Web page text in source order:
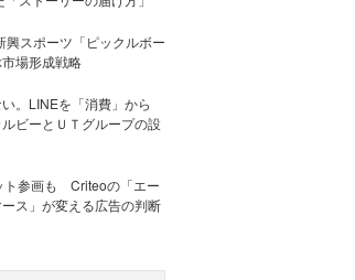
興スポーツ「ピックルボー
場形成戦略
。LINEを「消費」から
ルビーとＵＴグループの設
ト参画も Criteoの「エー
ス」が変える広告の判断